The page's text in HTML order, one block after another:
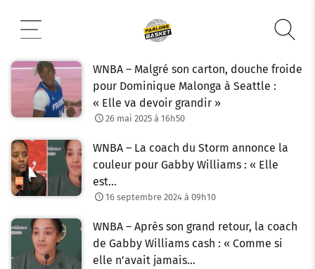
contenu
WNBA – Malgré son carton, douche froide
pour Dominique Malonga à Seattle :
« Elle va devoir grandir »
26 mai 2025 à 16h50
WNBA – La coach du Storm annonce la
couleur pour Gabby Williams : « Elle
est…
16 septembre 2024 à 09h10
WNBA – Après son grand retour, la coach
de Gabby Williams cash : « Comme si
elle n’avait jamais…